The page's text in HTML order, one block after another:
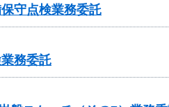
守点検業務委託
務委託